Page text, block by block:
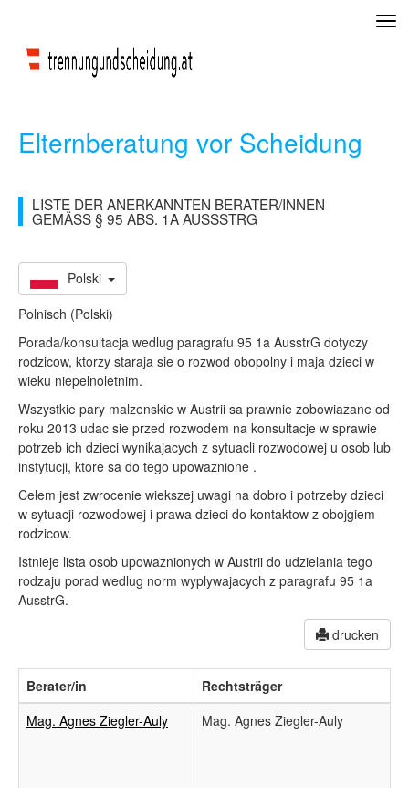
Elternberatung vor Scheidung
LISTE DER ANERKANNTEN BERATER/INNEN
GEMÄSS § 95 ABS. 1A AUSSSTRG
Polski
Polnisch (Polski)
Porada/konsultacja wedlug paragrafu 95 1a AusstrG dotyczy
rodzicow, ktorzy staraja sie o rozwod obopolny i maja dzieci w
wieku niepelnoletnim.
Wszystkie pary malzenskie w Austrii sa prawnie zobowiazane od
roku 2013 udac sie przed rozwodem na konsultacje w sprawie
potrzeb ich dzieci wynikajacych z sytuacli rozwodowej u osob lub
instytucji, ktore sa do tego upowaznione .
Celem jest zwrocenie wiekszej uwagi na dobro i potrzeby dzieci
w sytuacji rozwodowej i prawa dzieci do kontaktow z obojgiem
rodzicow.
Istnieje lista osob upowaznionych w Austrii do udzielania tego
rodzaju porad wedlug norm wyplywajacych z paragrafu 95 1a
AusstrG.
drucken
Berater/in
Rechtsträger
Mag. Agnes Ziegler-Auly
Mag. Agnes Ziegler-Auly